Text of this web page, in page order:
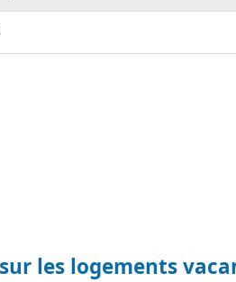
les logements